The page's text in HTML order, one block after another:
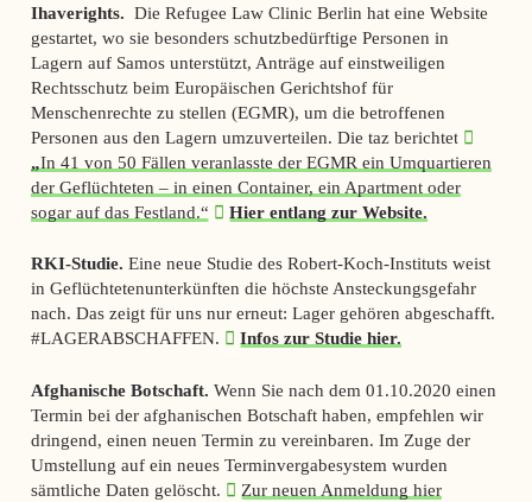
Ihaverights. Die Refugee Law Clinic Berlin hat eine Website
gestartet, wo sie besonders schutzbedürftige Personen in
Lagern auf Samos unterstützt, Anträge auf einstweiligen
Rechtsschutz beim Europäischen Gerichtshof für
Menschenrechte zu stellen (EGMR), um die betroffenen
Personen aus den Lagern umzuverteilen. Die taz berichtet:
„In 41 von 50 Fällen veranlasste der EGMR ein Umquartieren
der Geflüchteten – in einen Container, ein Apartment oder
sogar auf das Festland.“
Hier entlang zur Website.
RKI-Studie. Eine neue Studie des Robert-Koch-Instituts weist
in Geflüchtetenunterkünften die höchste Ansteckungsgefahr
nach. Das zeigt für uns nur erneut: Lager gehören abgeschafft.
#LAGERABSCHAFFEN.
Infos zur Studie hier.
Afghanische Botschaft. Wenn Sie nach dem 01.10.2020 einen
Termin bei der afghanischen Botschaft haben, empfehlen wir
dringend, einen neuen Termin zu vereinbaren. Im Zuge der
Umstellung auf ein neues Terminvergabesystem wurden
sämtliche Daten gelöscht.
Zur neuen Anmeldung hier